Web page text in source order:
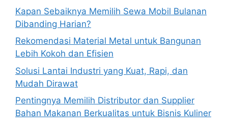
Kapan Sebaiknya Memilih Sewa Mobil Bulanan
Dibanding Harian?
Rekomendasi Material Metal untuk Bangunan
Lebih Kokoh dan Efisien
Solusi Lantai Industri yang Kuat, Rapi, dan
Mudah Dirawat
Pentingnya Memilih Distributor dan Supplier
Bahan Makanan Berkualitas untuk Bisnis Kuliner